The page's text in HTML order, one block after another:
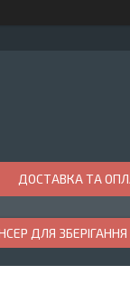
ДОСТАВКА ТА
ДЛЯ